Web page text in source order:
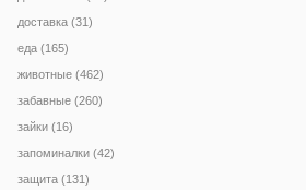
доставка (31)
еда (165)
животные (462)
забавные (260)
зайки (16)
запоминалки (42)
защита (131)